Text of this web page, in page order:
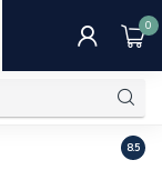
0
8.5